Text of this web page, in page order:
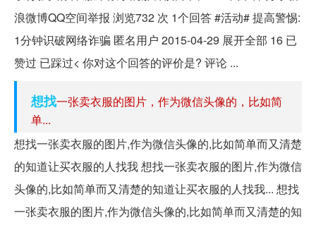
浪微博QQ空间举报 浏览732 次 1个回答 #活动# 提高警惕:
1分钟识破网络诈骗 匿名用户 2015-04-29 展开全部 16 已
赞过 已踩过< 你对这个回答的评价是? 评论 ...
想找一张卖衣服的图片，作为微信头像的，比如简
单...
想找一张卖衣服的图片,作为微信头像的,比如简单而又清楚
的知道让买衣服的人找我 想找一张卖衣服的图片,作为微信
头像的,比如简单而又清楚的知道让买衣服的人找我... 想找
一张卖衣服的图片,作为微信头像的,比如简单而又清楚的知